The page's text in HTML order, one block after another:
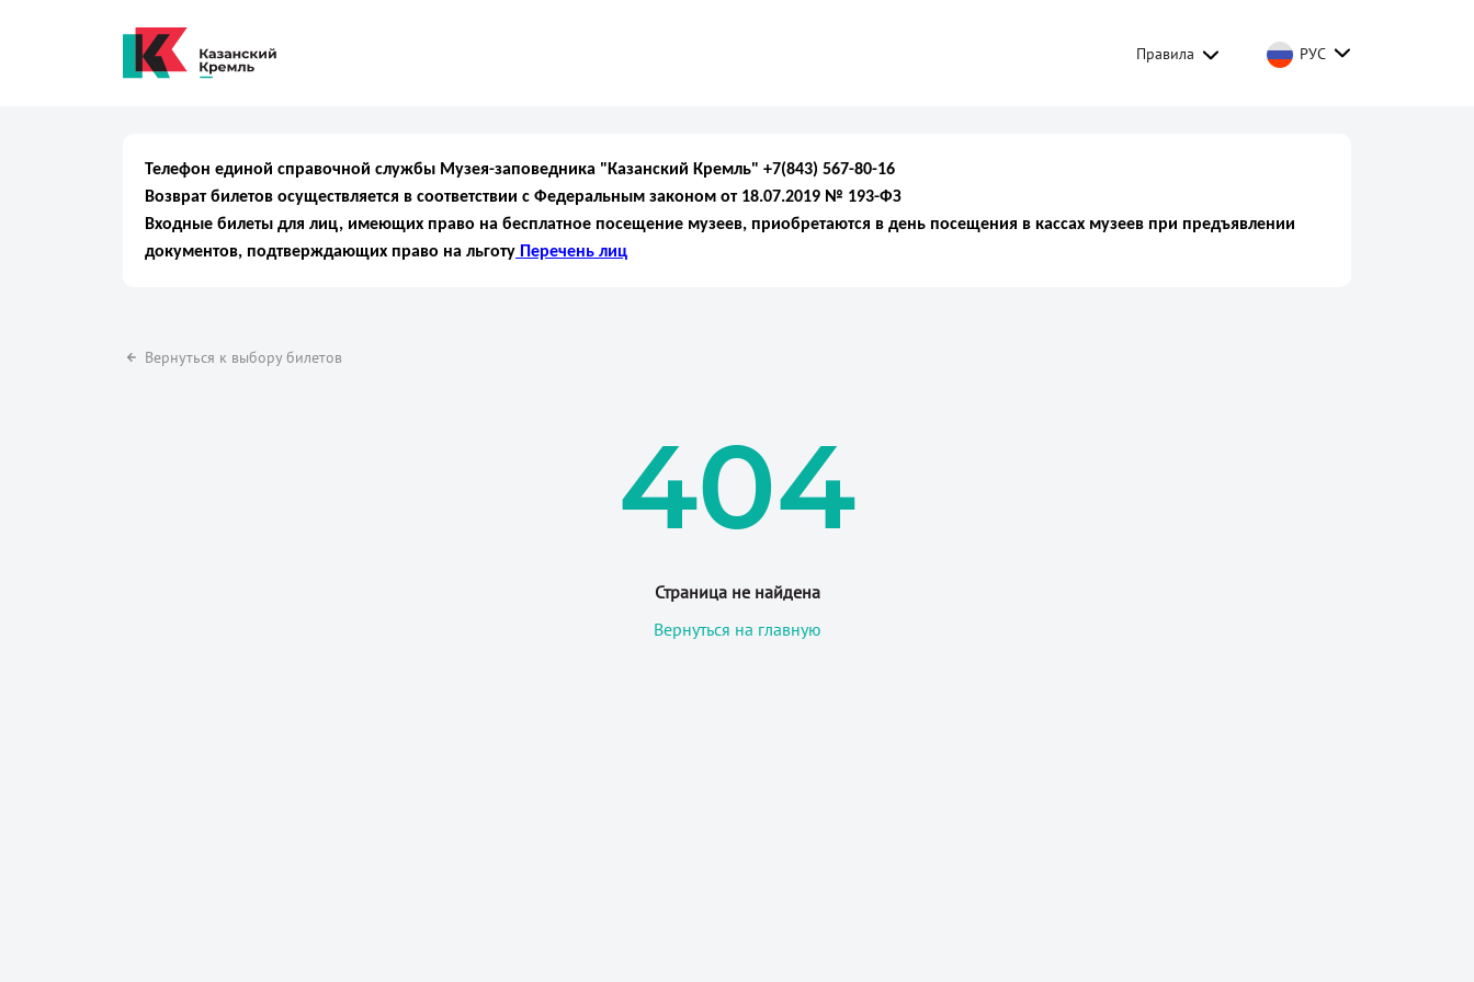
Правила РУС
Телефон единой справочной службы Музея-заповедника "Казанский Кремль" +7(843) 567-80-16
Возврат билетов осуществляется в соответствии с Федеральным законом от 18.07.2019 № 193-ФЗ
Входные билеты для лиц, имеющих право на бесплатное посещение музеев, приобретаются в день посещения в кассах музеев при предъявлении
документов, подтверждающих право на льготу Перечень лиц
Вернуться к выбору билетов
404
Страница не найдена
Вернуться на главную